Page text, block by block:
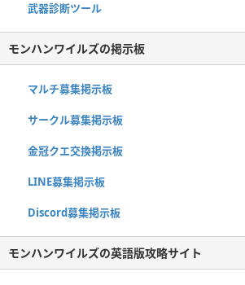
武器診断ツール
モンハンワイルズの掲示板
マルチ募集掲示板
サークル募集掲示板
金冠クエ交換掲示板
LINE募集掲示板
Discord募集掲示板
モンハンワイルズの英語版攻略サイト